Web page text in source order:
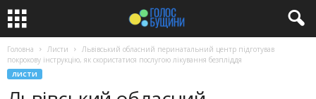
Головна Листи
Львівський обласний перинатальний центр підготував
покрокову інструкцію, як скористатися послугою лікування безпліддя
ЛИСТИ